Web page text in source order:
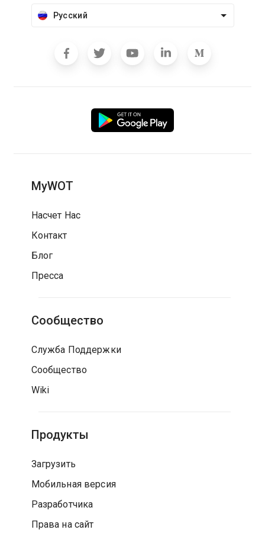
Русский
MyWOT
Насчет Нас
Контакт
Блог
Пресса
Сообщество
Служба Поддержки
Сообщество
Wiki
Продукты
Загрузить
Мобильная версия
Разработчика
Права на сайт